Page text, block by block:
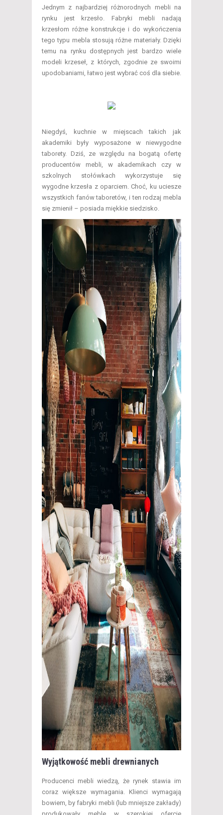
Jednym z najbardziej różnorodnych mebli na
rynku jest krzesło. Fabryki mebli nadają
krzesłom różne konstrukcje i do wykończenia
tego typu mebla stosują różne materiały. Dzięki
temu na rynku dostępnych jest bardzo wiele
modeli krzeseł, z których, zgodnie ze swoimi
upodobaniami, łatwo jest wybrać coś dla siebie.
Niegdyś, kuchnie w miejscach takich jak
akademiki były wyposażone w niewygodne
taborety. Dziś, ze względu na bogatą ofertę
producentów mebli, w akademikach czy w
szkolnych stołówkach wykorzystuje się
wygodne krzesła z oparciem. Choć, ku uciesze
wszystkich fanów taboretów, i ten rodzaj mebla
się zmienił – posiada miękkie siedzisko.
Wyjątkowość mebli drewnianych
Producenci mebli wiedzą, że rynek stawia im
coraz większe wymagania. Klienci wymagają
bowiem, by fabryki mebli (lub mniejsze zakłady)